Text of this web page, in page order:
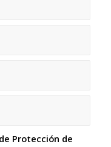
Protección de